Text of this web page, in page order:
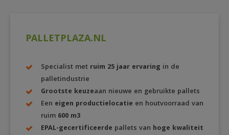
PALLETPLAZA.NL
Specialist met ruim 25 jaar ervaring in de
palletindustrie
Grootste keuzeaan nieuwe en gebruikte pallets
Een eigen productielocatie en houtvoorraad van
ruim 600 m3
EPAL-gecertificeerde pallets van hoge kwaliteit